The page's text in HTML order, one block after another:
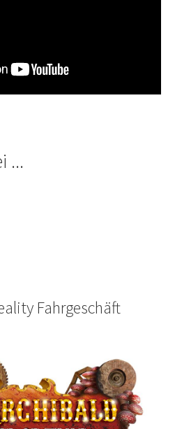
...
Fahrgeschäft